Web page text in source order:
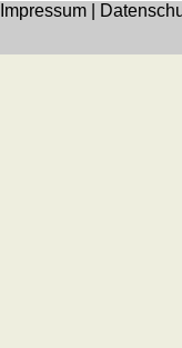
Impressum